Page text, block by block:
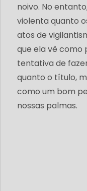
noivo. No
violenta quanto
atos de
que ela vê como
tentativa de
quanto o título,
como um bom
nossas palmas.